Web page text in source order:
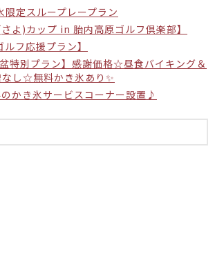
限定スループレープラン
よ)カップ in 胎内高原ゴルフ倶楽部】
ルフ応援プラン】
特別プラン】感謝価格☆昼食バイキング＆
し☆無料かき氷あり✨
かき氷サービスコーナー設置♪